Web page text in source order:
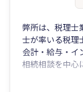
弊所は、税理士
士が率いる税理
会計・給与・イ
相続相談を中心
オンなどを行